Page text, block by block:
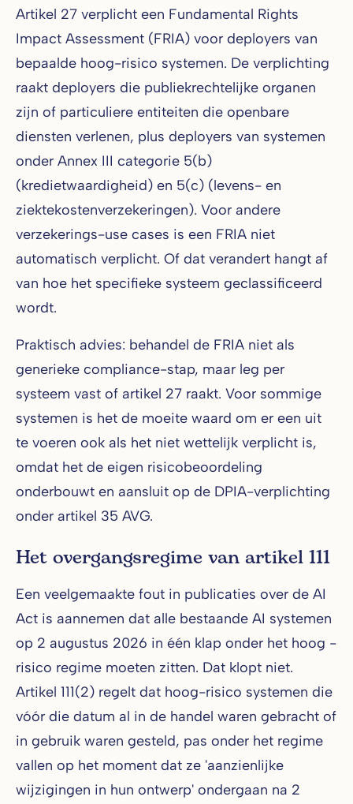
Artikel 27 verplicht een Fundamental Rights
Impact Assessment (FRIA) voor deployers van
bepaalde hoog-risico systemen. De verplichting
raakt deployers die publiekrechtelijke organen
zijn of particuliere entiteiten die openbare
diensten verlenen, plus deployers van systemen
onder Annex III categorie 5(b)
(kredietwaardigheid) en 5(c) (levens- en
ziektekostenverzekeringen). Voor andere
verzekerings-use cases is een FRIA niet
automatisch verplicht. Of dat verandert hangt af
van hoe het specifieke systeem geclassificeerd
wordt.
Praktisch advies: behandel de FRIA niet als
generieke compliance-stap, maar leg per
systeem vast of artikel 27 raakt. Voor sommige
systemen is het de moeite waard om er een uit
te voeren ook als het niet wettelijk verplicht is,
omdat het de eigen risicobeoordeling
onderbouwt en aansluit op de DPIA-verplichting
onder artikel 35 AVG.
Het overgangsregime van artikel 111
Een veelgemaakte fout in publicaties over de AI
Act is aannemen dat alle bestaande AI systemen
op 2 augustus 2026 in één klap onder het hoog -
risico regime moeten zitten. Dat klopt niet.
Artikel 111(2) regelt dat hoog-risico systemen die
vóór die datum al in de handel waren gebracht of
in gebruik waren gesteld, pas onder het regime
vallen op het moment dat ze 'aanzienlijke
wijzigingen in hun ontwerp' ondergaan na 2